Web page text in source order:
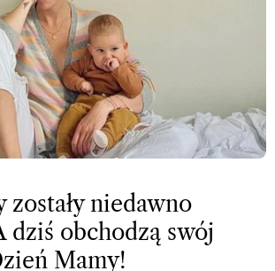
zostały niedawno
dziś obchodzą swój
Mamy!